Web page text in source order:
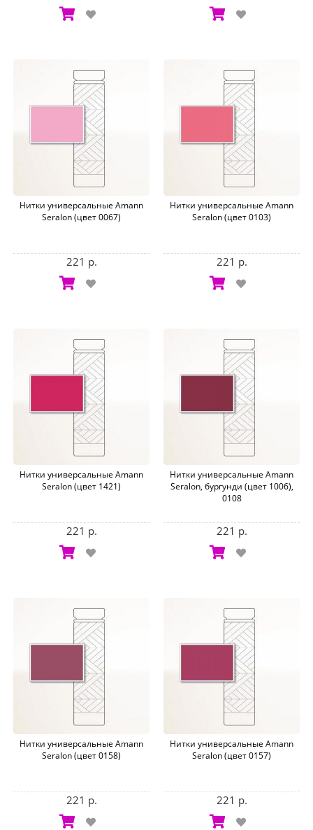
Нитки универсальные Amann
Seralon (цвет 0067)
221 р.
Нитки универсальные Amann
Seralon (цвет 0103)
221 р.
Нитки универсальные Amann
Seralon (цвет 1421)
221 р.
Нитки универсальные Amann
Seralon, бургунди (цвет 1006),
0108
221 р.
Нитки универсальные Amann
Seralon (цвет 0158)
221 р.
Нитки универсальные Amann
Seralon (цвет 0157)
221 р.